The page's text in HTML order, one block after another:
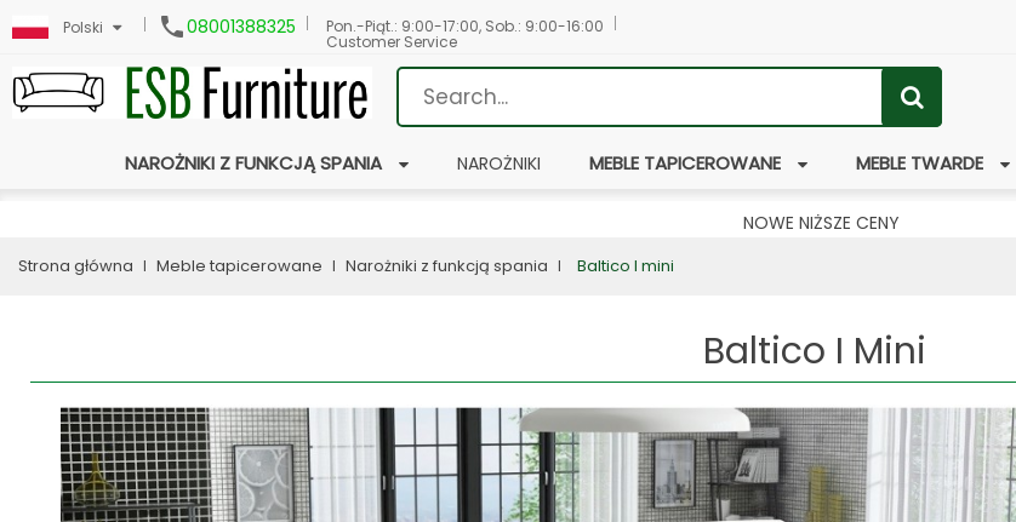
Polski 08001388325 Pon.-Piąt.: 9:00-17:00, Sob.: 9:00-16:00
Customer Service
NAROŻNIKI Z FUNKCJĄ SPANIA NAROŻNIKI MEBLE TAPICEROWANE MEBLE TWARDE
NOWE NIŻSZE CENY
Strona główna Meble tapicerowane Narożniki z funkcją spania Baltico I mini
Baltico I Mini